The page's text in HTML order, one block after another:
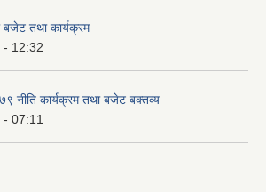
तथा कार्यक्रम
- 12:32
नीति कार्यक्रम तथा बजेट बक्तव्य
07:11